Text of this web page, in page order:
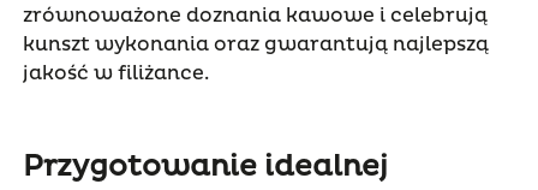
zrównoważone doznania kawowe i celebrują
kunszt wykonania oraz gwarantują najlepszą
jakość w filiżance.
Przygotowanie idealnej